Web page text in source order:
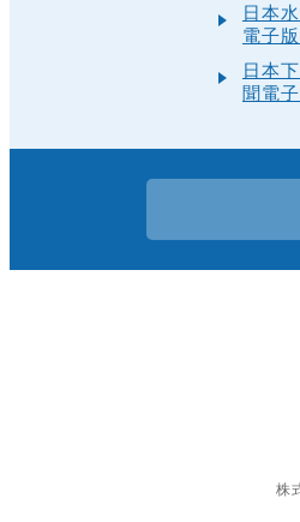
日本
電子版
日本
聞電
株